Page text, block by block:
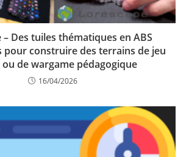
– Des tuiles thématiques en ABS
pour construire des terrains de jeu
de wargame pédagogique
16/04/2026